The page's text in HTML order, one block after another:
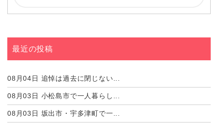
最近の投稿
08月04日 追悼は過去に閉じない...
08月03日 小松島市で一人暮らし...
08月03日 坂出市・宇多津町で一...